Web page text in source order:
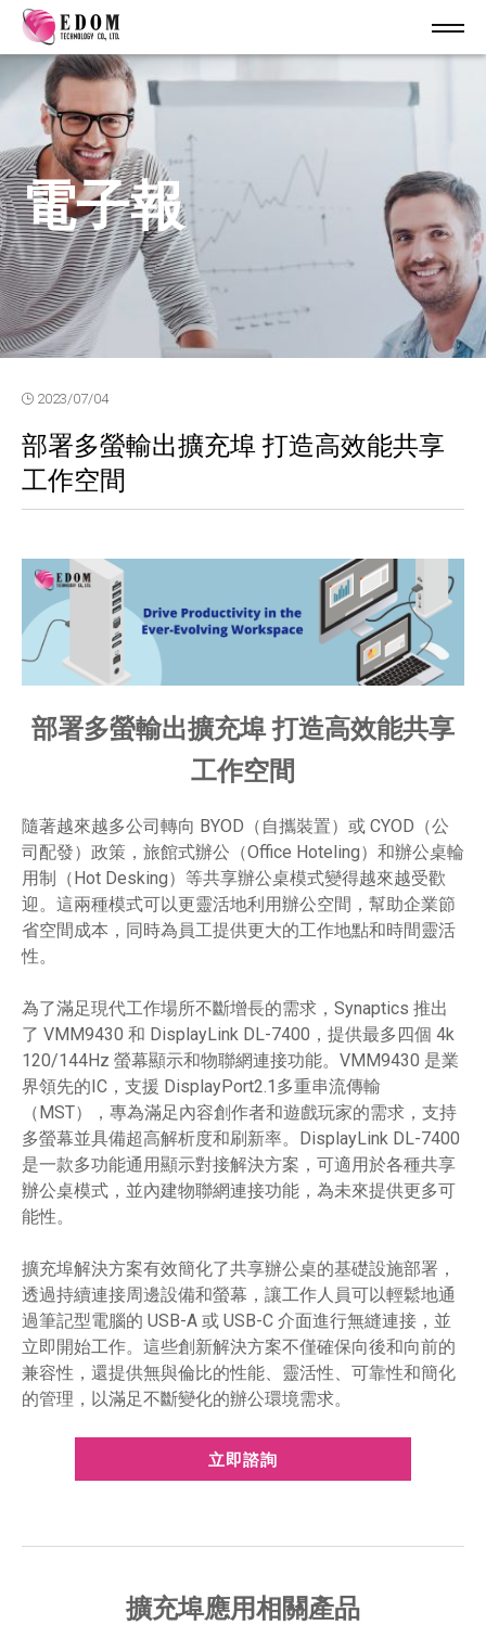
電子報
2023/07/04
部署多螢輸出擴充埠 打造高效能共享
工作空間
部署多螢輸出擴充埠 打造高效能共享
工作空間
隨著越來越多公司轉向 BYOD（自攜裝置）或 CYOD（公
司配發）政策，旅館式辦公（Office Hoteling）和辦公桌輪
用制（Hot Desking）等共享辦公桌模式變得越來越受歡
迎。這兩種模式可以更靈活地利用辦公空間，幫助企業節
省空間成本，同時為員工提供更大的工作地點和時間靈活
性。
為了滿足現代工作場所不斷增長的需求，Synaptics 推出
了 VMM9430 和 DisplayLink DL-7400，提供最多四個 4k
120/144Hz 螢幕顯示和物聯網連接功能。VMM9430 是業
界領先的IC，支援 DisplayPort2.1多重串流傳輸
（MST），專為滿足內容創作者和遊戲玩家的需求，支持
多螢幕並具備超高解析度和刷新率。DisplayLink DL-7400
是一款多功能通用顯示對接解決方案，可適用於各種共享
辦公桌模式，並內建物聯網連接功能，為未來提供更多可
能性。
擴充埠解決方案有效簡化了共享辦公桌的基礎設施部署，
透過持續連接周邊設備和螢幕，讓工作人員可以輕鬆地通
過筆記型電腦的 USB-A 或 USB-C 介面進行無縫連接，並
立即開始工作。這些創新解決方案不僅確保向後和向前的
兼容性，還提供無與倫比的性能、靈活性、可靠性和簡化
的管理，以滿足不斷變化的辦公環境需求。
立即諮詢
擴充埠應用相關產品